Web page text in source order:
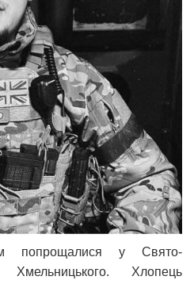
попрощалися у Свято-
Хмельницького. Хлопець